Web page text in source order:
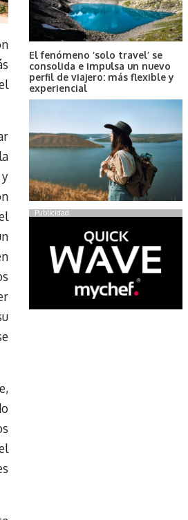
El fenómeno ‘solo travel’ se
consolida e impulsa un nuevo
perfil de viajero: más flexible y
experiencial
Publicidad